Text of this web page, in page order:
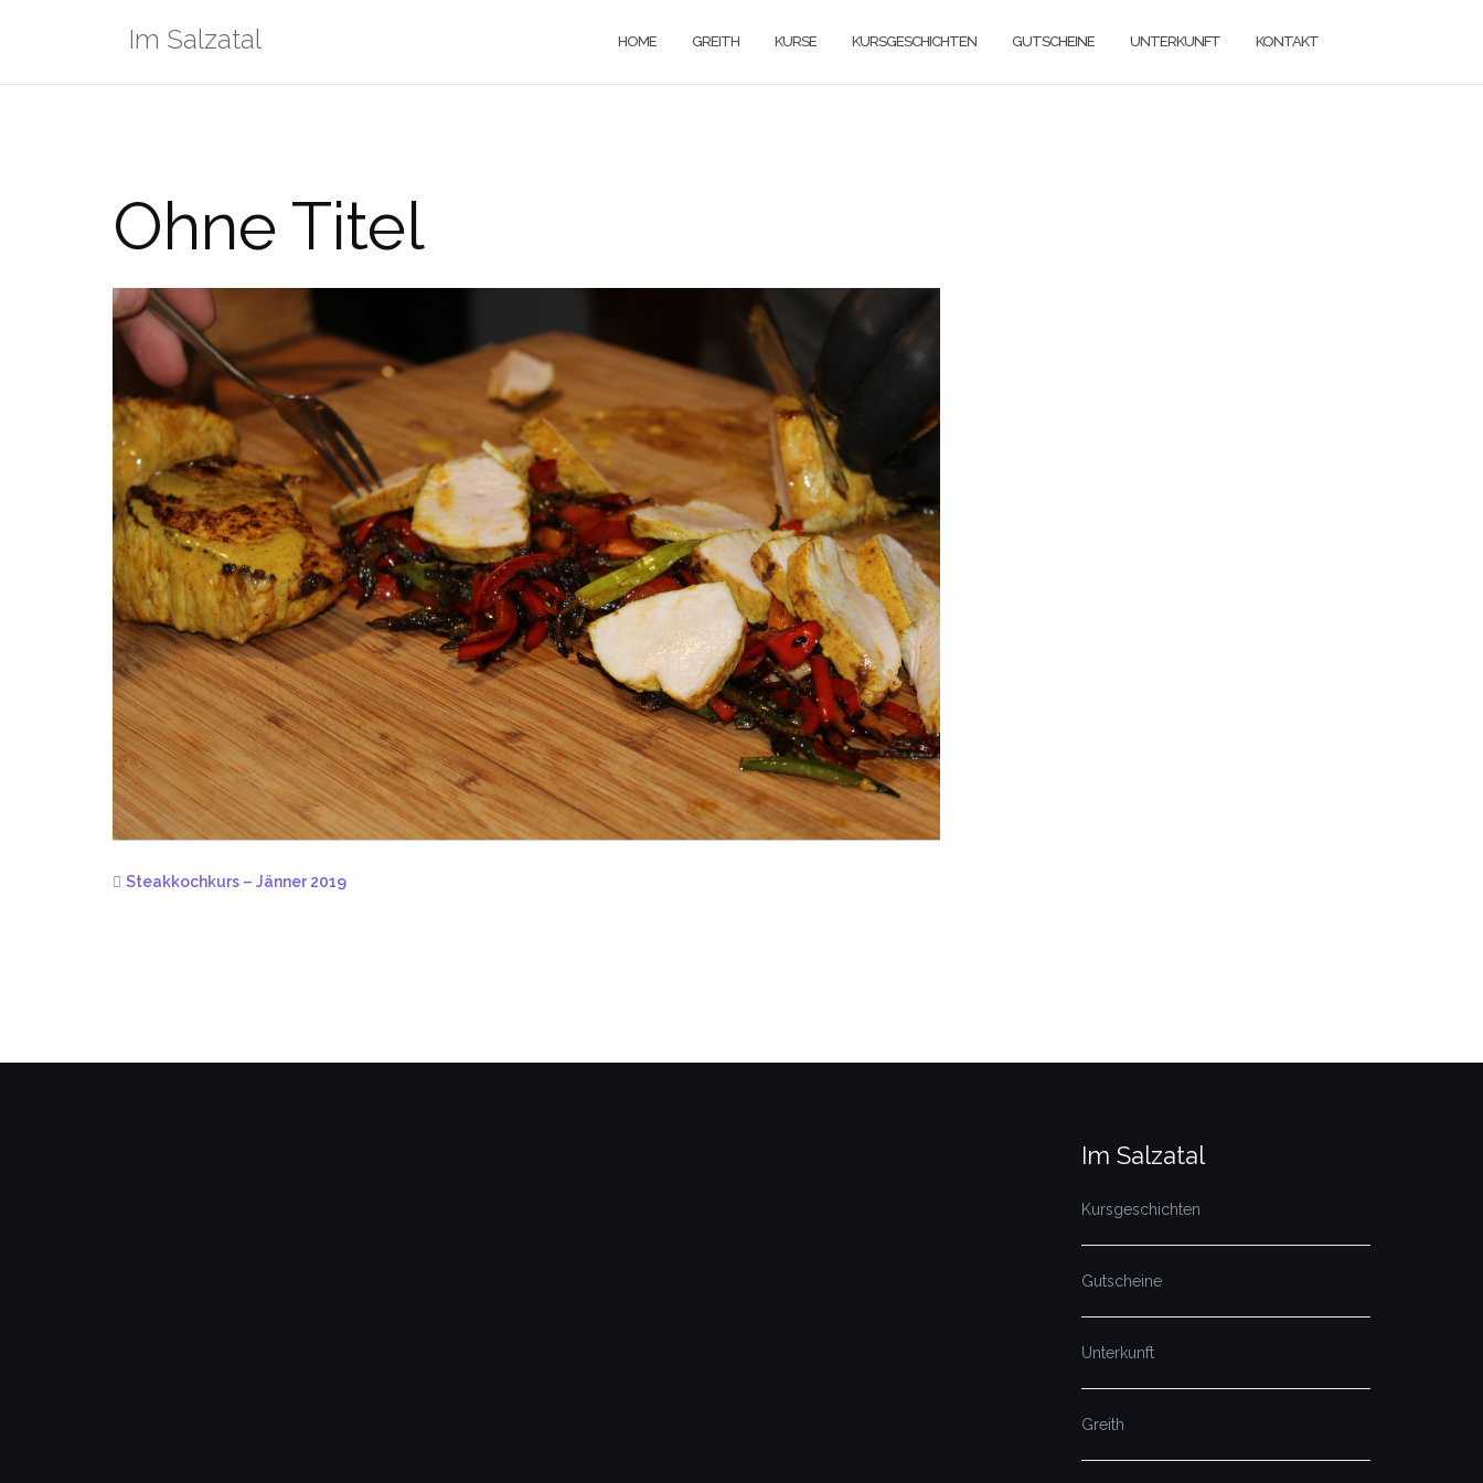
Im Salzatal HOME GREITH KURSE KURSGESCHICHTEN GUTSCHEINE UNTERKUNFT KONTAKT
Ohne Titel
Steakkochkurs – Jänner 2019
Im Salzatal
Kursgeschichten
Gutscheine
Unterkunft
Greith